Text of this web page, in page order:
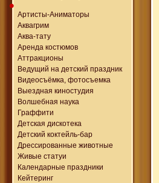
Артисты-Аниматоры
Аквагрим
Аква-тату
Аренда костюмов
Аттракционы
Ведущий на детский праздник
Видеосъёмка, фотосъемка
Выездная киностудия
Волшебная наука
Граффити
Детская дискотека
Детский коктейль-бар
Дрессированные животные
Живые статуи
Календарные праздники
Кейтеринг